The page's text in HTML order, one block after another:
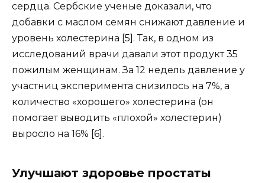
сердца. Сербские ученые доказали, что
добавки с маслом семян снижают давление и
уровень холестерина [5]. Так, в одном из
исследований врачи давали этот продукт 35
пожилым женщинам. За 12 недель давление у
участниц эксперимента снизилось на 7%, а
количество «хорошего» холестерина (он
помогает выводить «плохой» холестерин)
выросло на 16% [6 .
Улучшают здоровье простаты